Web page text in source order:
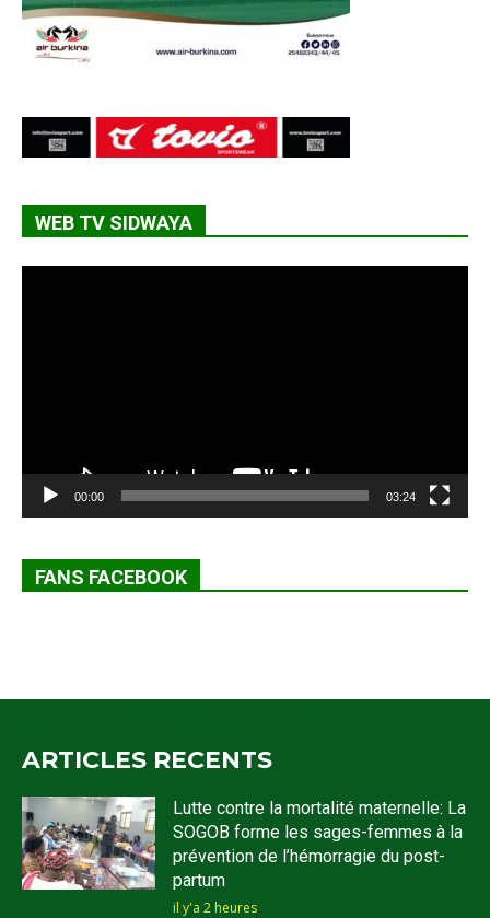
WEB TV SIDWAYA
00:00 03:24
FANS FACEBOOK
ARTICLES RECENTS
Lutte contre la mortalité maternelle: La
SOGOB forme les sages-femmes à la
prévention de l’hémorragie du post-
partum
il y'a 2 heures